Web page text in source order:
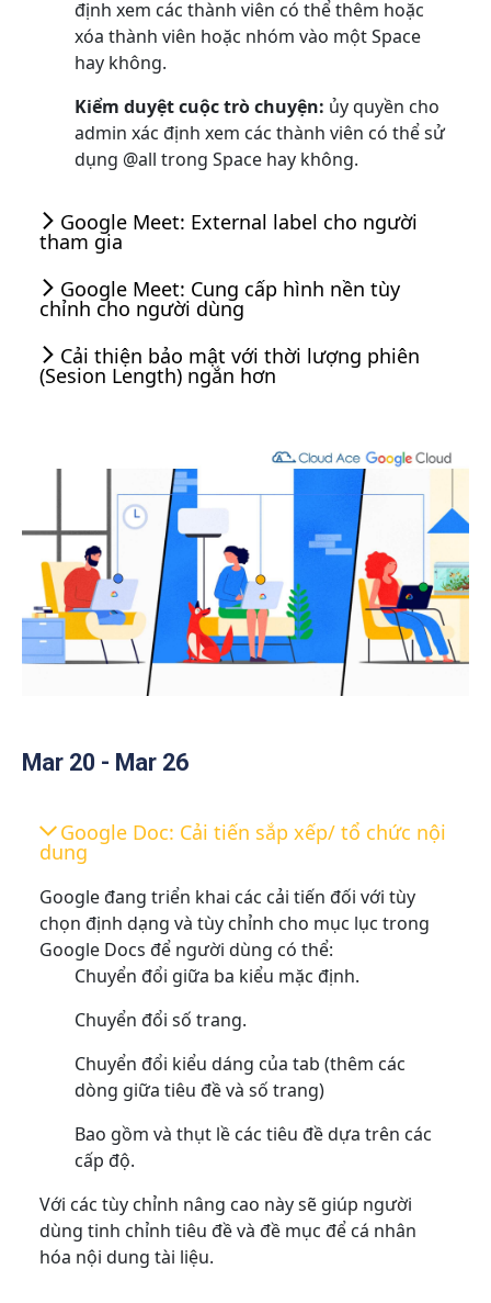
định xem các thành viên có thể thêm hoặc
xóa thành viên hoặc nhóm vào một Space
hay không.
Kiểm duyệt cuộc trò chuyện: ủy quyền cho
admin xác định xem các thành viên có thể sử
dụng @all trong Space hay không.
Google Meet: External label cho người
tham gia
Google Meet: Cung cấp hình nền tùy
chỉnh cho người dùng
Cải thiện bảo mật với thời lượng phiên
(Sesion Length) ngắn hơn
Mar 20 - Mar 26
Google Doc: Cải tiến sắp xếp/ tổ chức nội
dung
Google đang triển khai các cải tiến đối với tùy
chọn định dạng và tùy chỉnh cho mục lục trong
Google Docs để người dùng có thể:
Chuyển đổi giữa ba kiểu mặc định.
Chuyển đổi số trang.
Chuyển đổi kiểu dáng của tab (thêm các
dòng giữa tiêu đề và số trang)
Bao gồm và thụt lề các tiêu đề dựa trên các
cấp độ.
Với các tùy chỉnh nâng cao này sẽ giúp người
dùng tinh chỉnh tiêu đề và đề mục để cá nhân
hóa nội dung tài liệu.